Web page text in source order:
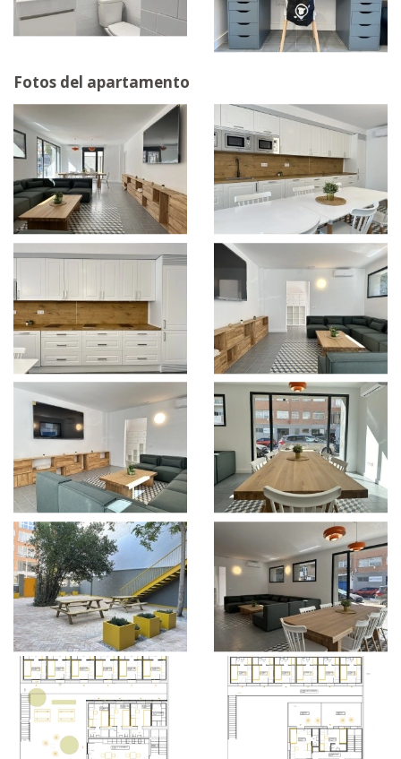
Fotos del apartamento